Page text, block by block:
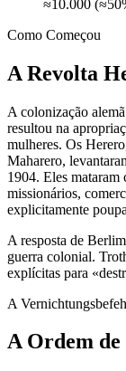
≈10.000
Como Começou
A Revolta
A colonização
resultou na
mulheres. Os
Maharero,
1904. Eles mataram
missionários,
explicitamente
A resposta de
guerra colonial.
explícitas para
A
A Ordem